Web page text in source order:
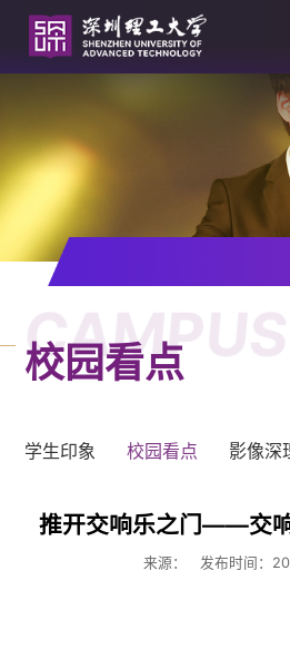
CAMPUS
校园看点
学生印象 校园看点 影像深
推开交响乐之门——交
来源： 发布时间：